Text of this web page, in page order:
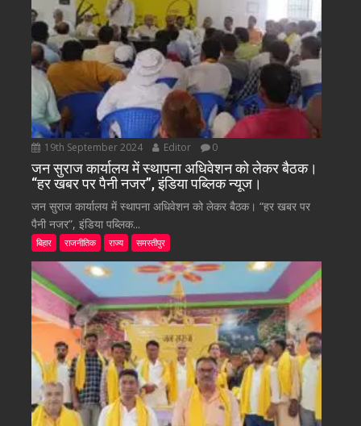
19th September 2024 Editor 0
जन सुराज कार्यालय में स्थापना अधिवेशन को लेकर बैठक।
“हर खबर पर पैनी नजर”, इंडिया पब्लिक न्यूज।
जन सुराज कार्यालय में स्थापना अधिवेशन को लेकर बैठक। “हर खबर पर
पैनी नजर”, इंडिया पब्लिक...
बिहार राजनीतिक राज्य समस्तीपुर